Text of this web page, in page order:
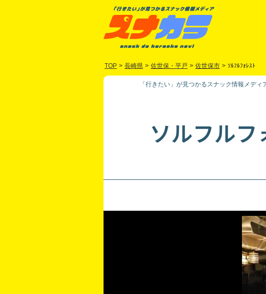
TOP > 長崎県 > 佐世保・平戸 > 佐世保市 > ｿﾙﾌﾙﾌｫﾚｽﾄ
「行きたい」が見つかるスナック情報メディ
ソルフルフ